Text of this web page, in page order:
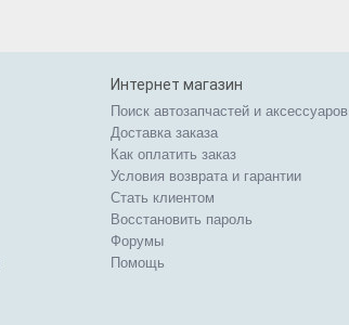
Интернет магазин
Поиск автозапчастей и аксессуаров
Доставка заказа
Как оплатить заказ
Условия возврата и гарантии
Стать клиентом
Восстановить пароль
Форумы
Помощь